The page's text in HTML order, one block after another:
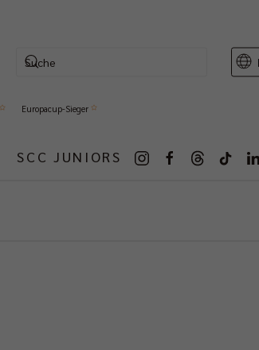
Europacup-Sieger
SCC JUNIORS